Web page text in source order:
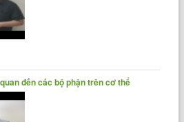
đến các bộ phận trên cơ thể